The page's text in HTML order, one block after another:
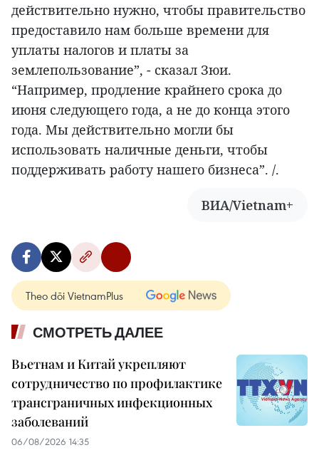
действительно нужно, чтобы правительство
предоставило нам больше времени для
уплаты налогов и платы за
землепользование”, - сказал Зюи.
“Например, продление крайнего срока до
июня следующего года, а не до конца этого
года. Мы действительно могли бы
использовать наличные деньги, чтобы
поддерживать работу нашего бизнеса”. /.
ВИА/Vietnam+
Theo dõi VietnamPlus
СМОТРЕТЬ ДАЛЕЕ
Вьетнам и Китай укрепляют
сотрудничество по профилактике
трансграничных инфекционных
заболеваний
06/08/2026 14:35